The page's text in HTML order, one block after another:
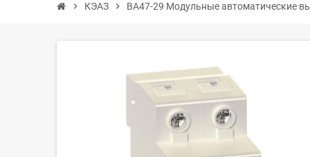
chevron_right КЭАЗ chevron_right ВА47-29 Модульные автоматические